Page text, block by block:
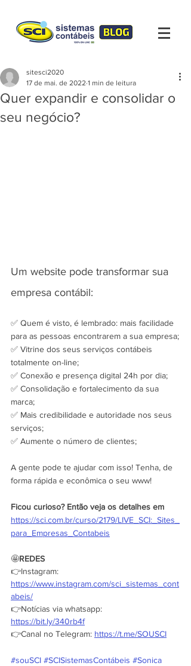
Quer expandir e consolidar o
seu negócio?
sitesci2020
17 de mai. de 2022 1 min de leitura
Um website pode transformar sua
empresa contábil:
✅ Quem é visto, é lembrado: mais facilidade
para as pessoas encontrarem a sua empresa;
✅ Vitrine dos seus serviços contábeis
totalmente on-line;
✅ Conexão e presença digital 24h por dia;
✅ Consolidação e fortalecimento da sua
marca;
✅ Mais credibilidade e autoridade nos seus
serviços;
✅ Aumente o número de clientes;
A gente pode te ajudar com isso! Tenha, de
forma rápida e econômica o seu www!
Ficou curioso? Então veja os detalhes em
https://sci.com.br/curso/2179/LIVE_SCI:_Sites_
para_Empresas_Contabeis
🤩REDES
👉Instagram:
https://www.instagram.com/sci_sistemas_cont
abeis/
👉Notícias via whatsapp:
https://bit.ly/340rb4f
👉Canal no Telegram: https://t.me/SOUSCI
#souSCI #SCISistemasContábeis #Sonica